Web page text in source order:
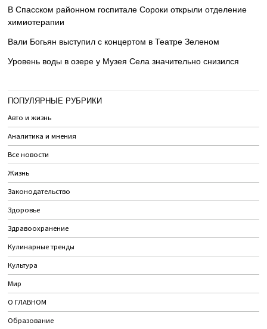
В Спасском районном госпитале Сороки открыли отделение
химиотерапии
Вали Богьян выступил с концертом в Театре Зеленом
Уровень воды в озере у Музея Села значительно снизился
ПОПУЛЯРНЫЕ РУБРИКИ
Авто и жизнь
Аналитика и мнения
Все новости
Жизнь
Законодательство
Здоровье
Здравоохранение
Кулинарные тренды
Культура
Мир
О ГЛАВНОМ
Образование